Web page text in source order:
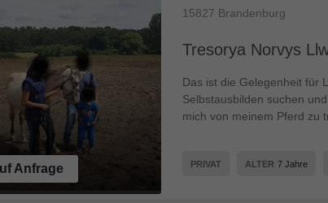
Tresorya Norvys
15827 Brandenburg
Anfrage
Das ist die Gelegenheit für
Selbstausbilden suchen
mich von meinem Pferd zu
PRIVAT ALTER 7 Jahre